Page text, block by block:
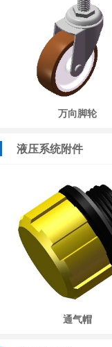
万向脚轮
液压系统附件
通气帽